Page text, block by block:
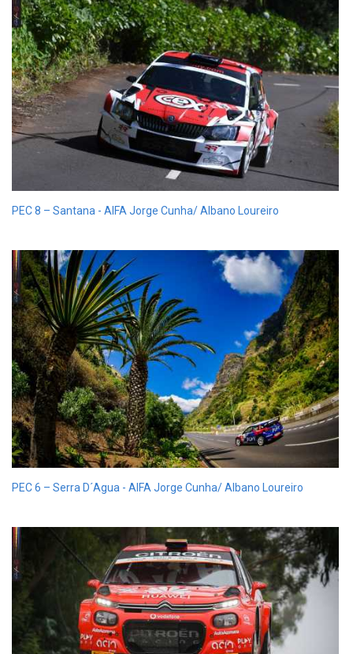
PEC 8 – Santana - AIFA Jorge Cunha/ Albano Loureiro
PEC 6 – Serra D´Agua - AIFA Jorge Cunha/ Albano Loureiro